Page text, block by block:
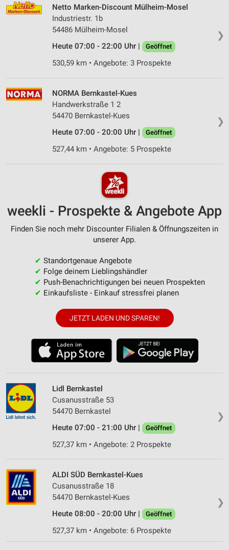
❯
Netto Marken-Discount Mülheim-Mosel
Industriestr. 1b
54486 Mülheim-Mosel
Heute 07:00 - 22:00 Uhr |
Geöffnet
530,59 km • Angebote: 3 Prospekte
❯
NORMA Bernkastel-Kues
Handwerkstraße 1 2
54470 Bernkastel-Kues
Heute 07:00 - 20:00 Uhr |
Geöffnet
527,44 km • Angebote: 5 Prospekte
weekli - Prospekte & Angebote App
Finden Sie noch mehr Discounter Filialen & Öffnungszeiten in
unserer App.
✔ Standortgenaue Angebote
✔ Folge deinem Lieblingshändler
✔ Push-Benachrichtigungen bei neuen Prospekten
✔ Einkaufsliste - Einkauf stressfrei planen
JETZT LADEN UND SPAREN!
❯
Lidl Bernkastel
Cusanusstraße 53
54470 Bernkastel
Heute 07:00 - 21:00 Uhr |
Geöffnet
527,37 km • Angebote: 2 Prospekte
❯
ALDI SÜD Bernkastel-Kues
Cusanusstraße 18
54470 Bernkastel-Kues
Heute 08:00 - 20:00 Uhr |
Geöffnet
527,37 km • Angebote: 6 Prospekte